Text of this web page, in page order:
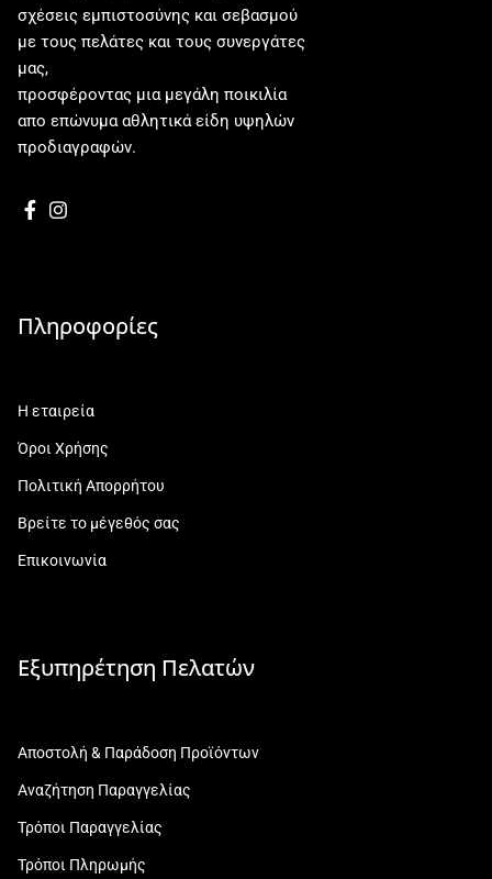
σχέσεις εμπιστοσύνης και σεβασμού
με τους πελάτες και τους συνεργάτες
μας,
προσφέροντας μια μεγάλη ποικιλία
απο επώνυμα αθλητικά είδη υψηλών
προδιαγραφών.
Πληροφορίες
Η εταιρεία
Όροι Χρήσης
Πολιτική Απορρήτου
Βρείτε το μέγεθός σας
Επικοινωνία
Εξυπηρέτηση Πελατών
Αποστολή & Παράδοση Προϊόντων
Αναζήτηση Παραγγελίας
Τρόποι Παραγγελίας
Τρόποι Πληρωμής